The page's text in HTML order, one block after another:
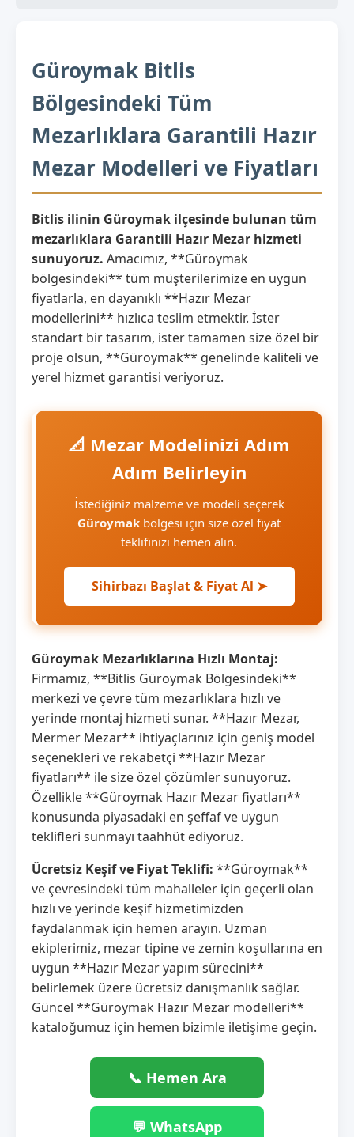
Güroymak Bitlis
Bölgesindeki Tüm
Mezarlıklara Garantili Hazır
Mezar Modelleri ve Fiyatları
Bitlis ilinin Güroymak ilçesinde bulunan tüm
mezarlıklara Garantili Hazır Mezar hizmeti
sunuyoruz. Amacımız, **Güroymak
bölgesindeki** tüm müşterilerimize en uygun
fiyatlarla, en dayanıklı **Hazır Mezar
modellerini** hızlıca teslim etmektir. İster
standart bir tasarım, ister tamamen size özel bir
proje olsun, **Güroymak** genelinde kaliteli ve
yerel hizmet garantisi veriyoruz.
📐 Mezar Modelinizi Adım
Adım Belirleyin
İstediğiniz malzeme ve modeli seçerek
Güroymak bölgesi için size özel fiyat
teklifinizi hemen alın.
Sihirbazı Başlat & Fiyat Al ➤
Güroymak Mezarlıklarına Hızlı Montaj:
Firmamız, **Bitlis Güroymak Bölgesindeki**
merkezi ve çevre tüm mezarlıklara hızlı ve
yerinde montaj hizmeti sunar. **Hazır Mezar,
Mermer Mezar** ihtiyaçlarınız için geniş model
seçenekleri ve rekabetçi **Hazır Mezar
fiyatları** ile size özel çözümler sunuyoruz.
Özellikle **Güroymak Hazır Mezar fiyatları**
konusunda piyasadaki en şeffaf ve uygun
teklifleri sunmayı taahhüt ediyoruz.
Ücretsiz Keşif ve Fiyat Teklifi: **Güroymak**
ve çevresindeki tüm mahalleler için geçerli olan
hızlı ve yerinde keşif hizmetimizden
faydalanmak için hemen arayın. Uzman
ekiplerimiz, mezar tipine ve zemin koşullarına en
uygun **Hazır Mezar yapım sürecini**
belirlemek üzere ücretsiz danışmanlık sağlar.
Güncel **Güroymak Hazır Mezar modelleri**
kataloğumuz için hemen bizimle iletişime geçin.
📞 Hemen Ara
💬 WhatsApp